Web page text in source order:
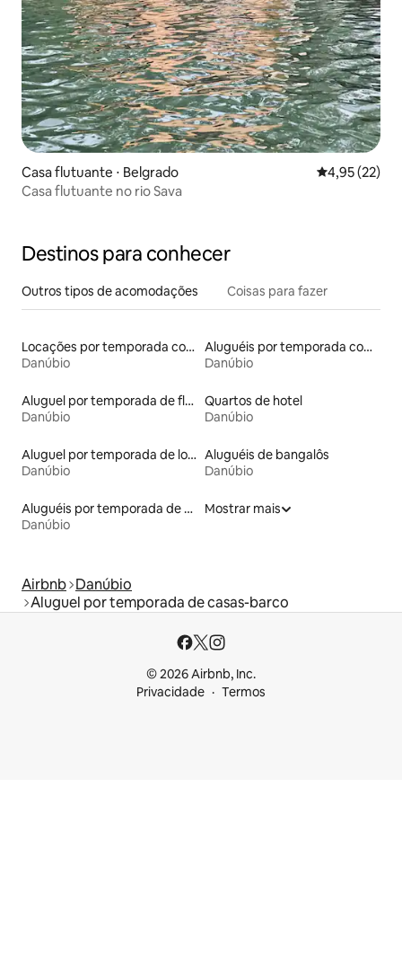
Casa flutuante ⋅ Belgrado 4,95 de uma
4,95 (22)
Casa flutuante no rio Sava
Destinos para conhecer
Outros tipos de acomodações Coisas para fazer
Locações por temporada com piscina
Danúbio
Aluguéis por temporada com vista para a praia
Danúbio
Aluguel por temporada de flats
Danúbio
Quartos de hotel
Danúbio
Aluguel por temporada de lofts
Danúbio
Aluguéis de bangalôs
Danúbio
Aluguéis por temporada de acomodações de luxo
Danúbio
Mostrar mais
Airbnb Danúbio
Aluguel por temporada de casas-barco
© 2026 Airbnb, Inc.
Privacidade
Termos